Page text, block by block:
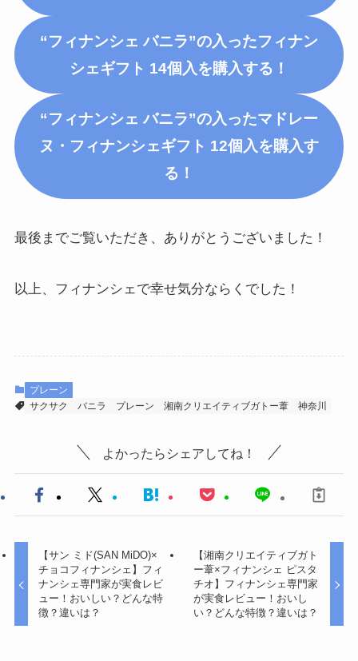
“フィナンシェ バニラ”の入ったフィナン
シェギフト 14個入 を購入する！
“フィナンシェ バニラ”の入ったマドレー
ヌ・フィナンシェギフト 12個入 を購入す
る！
最後までご覧いただき、ありがとうございました！
以上、フィナンシェで幸せ気分ならくでした！
プレーン
サクサク
バニラ プレーン 湘南クリエイティブガトー葦 神奈川
よかったらシェアしてね！
【サン ミド(SAN MiDO)×
チョコフィナンシェ】フィ
ナンシェ専門家が実食レビ
ュー！おいしい？どんな特
徴？違いは？
【湘南クリエイティブガト
ー葦×フィナンシェ ピスタ
チオ】フィナンシェ専門家
が実食レビュー！おいし
い？どんな特徴？違いは？